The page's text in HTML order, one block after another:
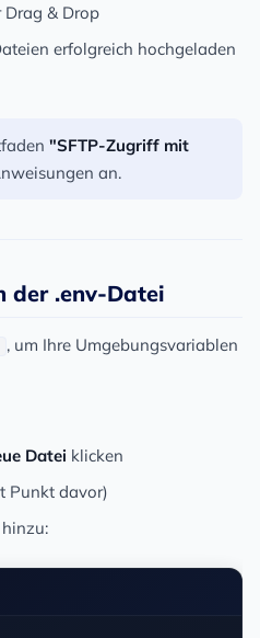
& Drop
erfolgreich hochgeladen
"SFTP-Zugriff mit
an.
der .env-Datei
, um Ihre Umgebungsvariablen
Datei klicken
Punkt davor)